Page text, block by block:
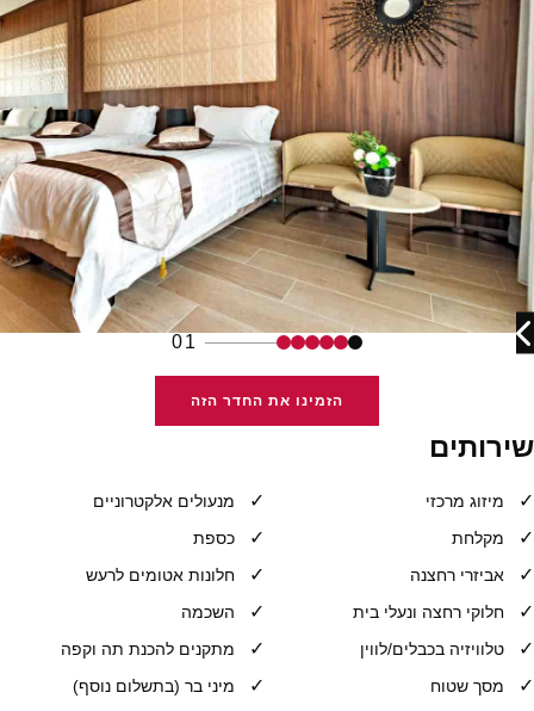
01
הזמינו את החדר הזה
שירותים
מיזוג מרכזי
מקלחת
אביזרי רחצנה
חלוקי רחצה ונעלי בית
טלוויזיה בכבלים/לווין
מסך שטוח
מנעולים אלקטרוניים
כספת
חלונות אטומים לרעש
השכמה
מתקנים להכנת תה וקפה
מיני בר (בתשלום נוסף)